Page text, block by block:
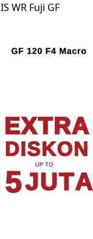
WR Fuji GF